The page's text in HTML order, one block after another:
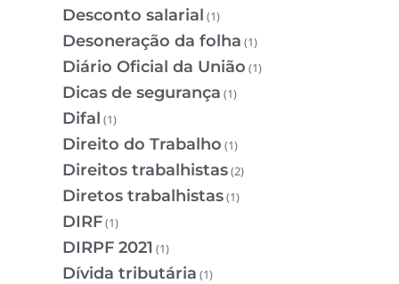
Desconto salarial (1)
Desoneração da folha (1)
Diário Oficial da União (1)
Dicas de segurança (1)
Difal (1)
Direito do Trabalho (1)
Direitos trabalhistas(2)
Diretos trabalhistas(1)
DIRF(1)
DIRPF 2021 (1)
Dívida tributária (1)